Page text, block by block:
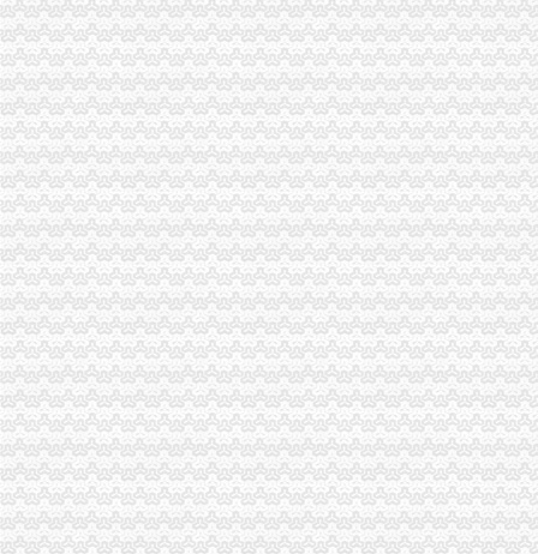
【南坪专业财税会计班】-南坪专业财税会计班价格|批发-南坪专业财税
重庆南坪学财务会计哪家好-报名在线
重庆达内软件有限公司南坪分公司-财务部财务/会计助理工资待遇（共
重庆财务审计：南坪附近代账会计/报税会计/工商代办公司/公司创业-
【南坪镇工商财税_南坪镇工商年检_南坪镇工商代办】-58到家
初级审计助理南坪财务-重庆酷易搜
出纳--南坪_重庆现代石油（集团）有限公司招聘信息—中华英才网
重庆达内软件有限公司南坪分公司-财务部财务审计工资待遇（共0人
重庆南坪财务成本管理,财务会计分析中典会计专家班-重庆58同城
重庆麦积财务管理有限公司南坪代理记账分公司联系方式_信用报告_
【南坪财务会计类职业认证培训】-今题南坪财务会计类职业认证培训网
【重庆南坪其他财税疑难代理代办公司】-重庆赶集网
重庆亚盟资本管理集团有限公司南坪分公司
重庆鹏鑫财务咨询有限公司南坪分公司联系方式_信用报告_工商信息-
重庆南岸南坪财务管理,重庆南岸南坪财务管理培训,重庆南岸南坪财
【58同城】南坪税务咨询热线_南坪税务咨询公司_南坪税务咨询服务
【南坪中典会计培训|会计账务处理,税务处理,会计全盘账务的处理】
重庆永积行财务咨询有限公司南坪分公司联系方式_信用报告_工商信息
常德武陵农村商业银行股份有限公司南坪支行_【信用信息_诉讼信息_
南岸金桥大通公司位于,重庆市南岸区南坪江南大道19号城市之光26楼
重庆达内软件有限公司南坪分公司-财务部怎么样？|面试经验|工资待遇
【重庆鹏鑫财务咨询有限公司南坪分公司工商信息】-阿土伯工商信息